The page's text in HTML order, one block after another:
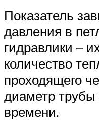
Показатель
давления в
гидравлики –
количество
проходящего
диаметр трубы
времени.